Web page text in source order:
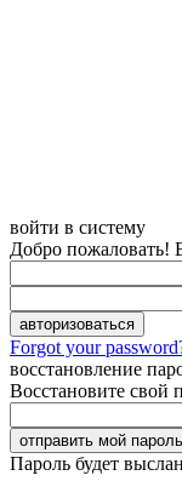
войти в систему
Добро пожаловать!
Forgot your
восстановление
Восстановите свой
Пароль будет